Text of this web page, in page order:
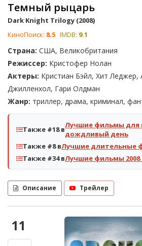
Темный рыцарь
Dark Knight Trilogy (2008)
КиноПоиск: 8.5 IMDB: 9.1
Страна: США, Великобритания
Режиссер: Кристофер Нолан
Актеры: Кристиан Бэйл, Хит Леджер,
Джилленхол, Гари Олдман
Жанр: триллер, драма, криминал,
Также #18 вЛучшие фильмы для
дождливый день
Также #8 вЛучшие длительные
Также #34 вЛучшие фильмы 2008
Описание Трейлер
11